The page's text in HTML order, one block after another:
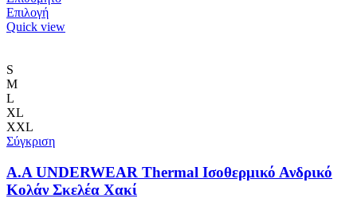
ΕπιλογήΑυτό
το
να
στη
σελίδα
του
Quick view
S
M
L
XL
XXL
Σύγκριση
Α.A UNDERWEAR Thermal Ισοθερμικό Ανδρικό
Κολάν Σκελέα Χακί